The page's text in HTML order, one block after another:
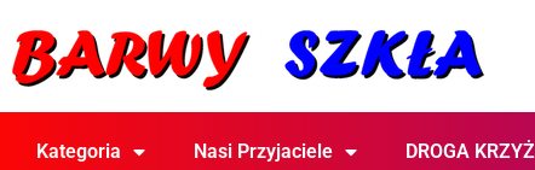
Kategoria Nasi Przyjaciele DROGA